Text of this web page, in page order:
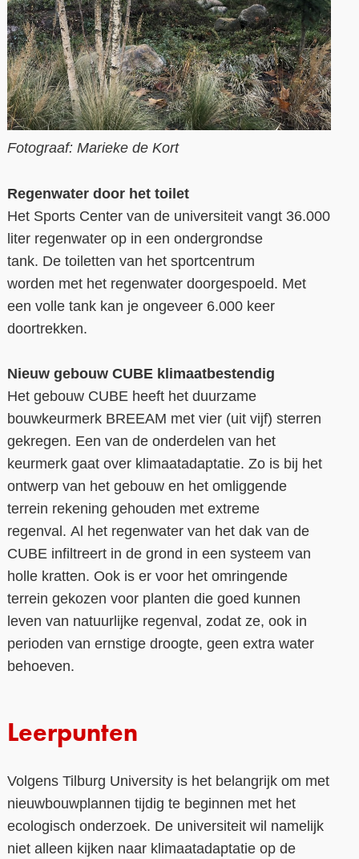
Fotograaf: Marieke de Kort
Regenwater door hettoilet
Het SportsCenter van de universiteit vangt 36.000
liter regenwater op in een ondergrondse
tank. Detoiletten van het sportcentrum
worden met het regenwater doorgespoeld. Met
een volle tank kan je ongeveer6.000 keer
doortrekken.
Nieuw gebouw CUBE klimaatbestendig
Hetgebouw CUBE heeft het duurzame
bouwkeurmerk BREEAM met vier (uit vijf) sterren
gekregen. Een van de onderdelen van het
keurmerk gaat over klimaatadaptatie. Zo is bij het
ontwerp van het gebouw en het omliggende
terrein rekening gehouden met extreme
regenval. Al het regenwater van het dak van de
CUBE infiltreert in de grond in een systeem van
holle kratten. Ook is ervoor het omringende
terrein gekozen voor planten die goed kunnen
leven van natuurlijke regenval, zodat ze, ook in
perioden van ernstige droogte, geen extra water
behoeven.
Leerpunten
Volgens Tilburg University is het belangrijkom met
nieuwbouwplannen tijdig te beginnen met het
ecologisch onderzoek. De universiteitwil namelijk
niet alleen kijken naar klimaatadaptatieop de